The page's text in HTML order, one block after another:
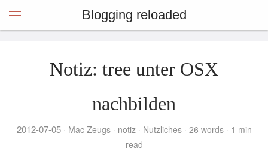
Blogging reloaded
Notiz: tree unter OSX
nachbilden
2012-07-05 Mac Zeugs notiz Nutzliches 26 words
1 min
read